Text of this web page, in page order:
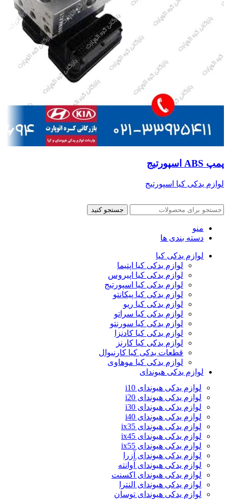
پمپ ABS اسپورتیج
لوازم یدکی کیا اسپورتیج
جستجو کنید
منو
دسته بندی ها
لوازم یدکی کیا
لوازم یدکی کیا اپتیما
لوازم یدکی کیا اپیروس
لوازم یدکی کیا اسپورتیج
لوازم یدکی کیا پیکانتو
لوازم یدکی کیا ریو
لوازم یدکی کیا سراتو
لوازم یدکی کیا سورنتو
لوازم یدکی کیا کادنزا
لوازم یدکی کیا کارنز
قطعات یدکی کیا کارنیوال
لوازم یدکی کیا موهاوی
لوازم یدکی هیوندای
لوازم یدکی هیوندای i10
لوازم یدکی هیوندای i20
لوازم یدکی هیوندای i30
لوازم یدکی هیوندای i40
لوازم یدکی هیوندای ix35
لوازم یدکی هیوندای ix45
لوازم یدکی هیوندای ix55
لوازم یدکی هیوندای آزرا
لوازم یدکی هیوندای آوانته
لوازم یدکی هیوندای اکسنت
لوازم یدکی هیوندای النترا
لوازم یدکی هیوندای توسان